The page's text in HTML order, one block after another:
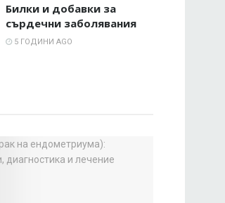
Билки и добавки за
сърдечни заболявания
5 ГОДИНИ AGO